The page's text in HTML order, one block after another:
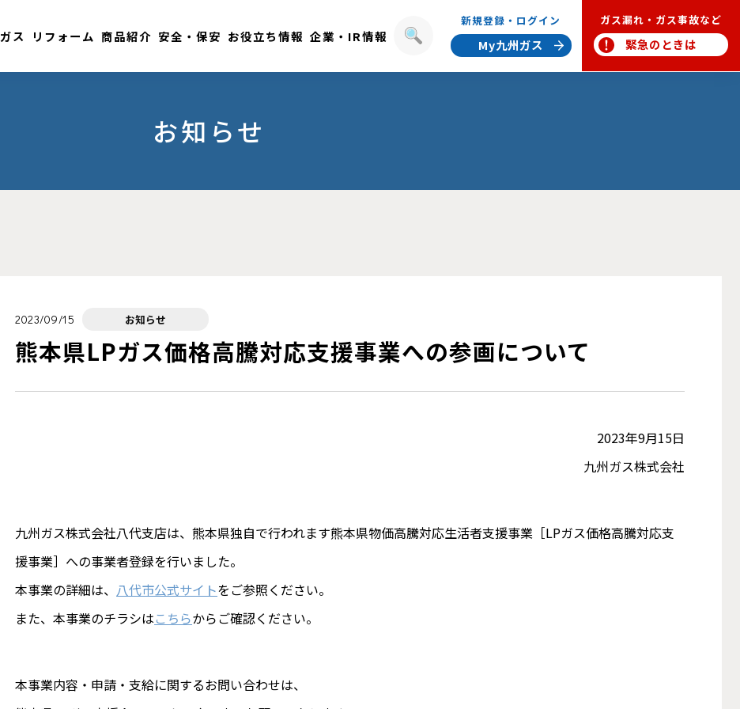
ガス リフォーム 商品紹介 安全・保安 お役立ち情報 企業・IR情報
新規登録・ログイン
My九州ガス
ガス漏れ・ガス事故など
緊急のときは
お知らせ
2023/09/15 お知らせ
熊本県LPガス価格高騰対応支援事業への参画について
2023年9月15日
九州ガス株式会社
九州ガス株式会社八代支店は、熊本県独自で行われます熊本県物価高騰対応生活者支援事業［LPガス価格高騰対応支
援事業］への事業者登録を行いました。
本事業の詳細は、 八代市公式サイトをご参照ください。
また、本事業のチラシはこちらからご確認ください。
本事業内容・申請・支給に関するお問い合わせは、